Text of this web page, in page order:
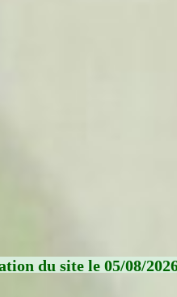
du site le 05/08/